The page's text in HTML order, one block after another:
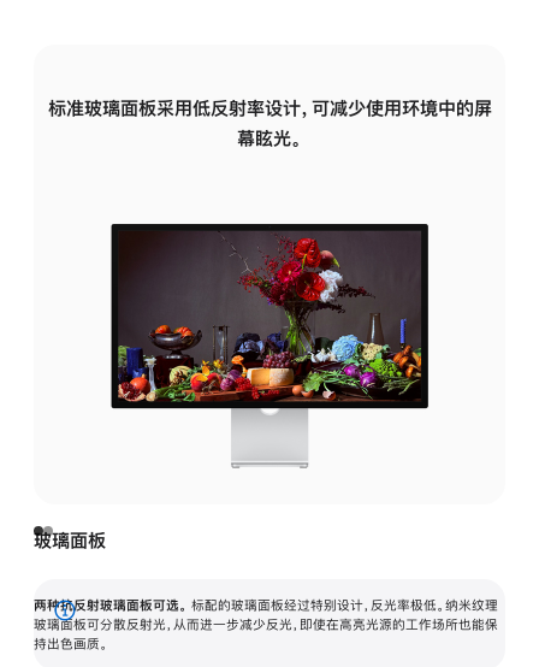
标准玻璃面板采用低反射率设计，可减少使用环境中的屏
幕眩光。
玻璃面板
两种抗反射玻璃面板可选。 标配的玻璃面板经过特别设计，反光率极低。纳米纹理
玻璃面板可分散反射光，从而进一步减少反光，即使在高亮光源的工作场所也能保
持出色画质。
展
开